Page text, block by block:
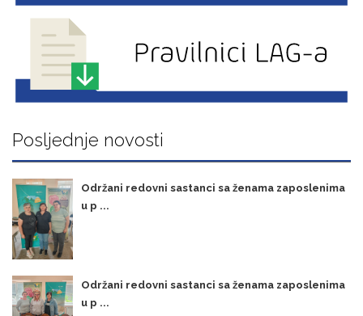
Posljednje novosti
Održani redovni sastanci sa ženama zaposlenima
u p ...
Održani redovni sastanci sa ženama zaposlenima
u p ...